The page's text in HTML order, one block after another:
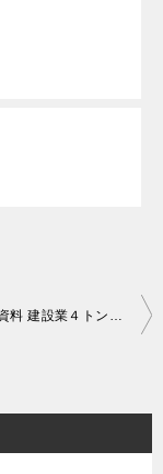
過積載防止資料 建設業４トンダンプ写真と寸法写真